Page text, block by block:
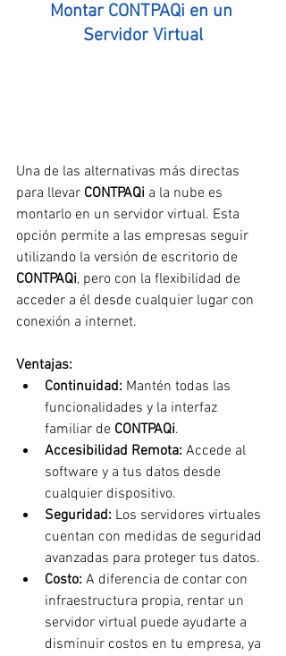
Montar CONTPAQi en un
Servidor Virtual
Una de las alternativas más directas
para llevar CONTPAQi a la nube es
montarlo en un servidor virtual. Esta
opción permite a las empresas seguir
utilizando la versión de escritorio de
CONTPAQi, pero con la flexibilidad de
acceder a él desde cualquier lugar con
conexión a internet.
Ventajas:
Continuidad: Mantén todas las
funcionalidades y la interfaz
familiar de CONTPAQi.
Accesibilidad Remota: Accede al
software y a tus datos desde
cualquier dispositivo.
Seguridad: Los servidores virtuales
cuentan con medidas de seguridad
avanzadas para proteger tus datos.
Costo: A diferencia de contar con
infraestructura propia, rentar un
servidor virtual puede ayudarte a
disminuir costos en tu empresa, ya